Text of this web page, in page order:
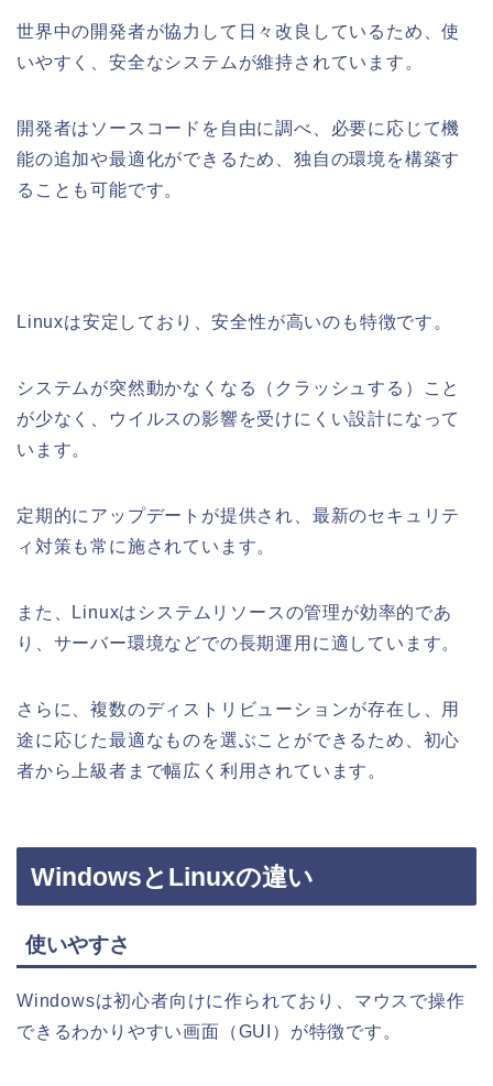
世界中の開発者が協力して日々改良しているため、使
いやすく、安全なシステムが維持されています。
開発者はソースコードを自由に調べ、必要に応じて機
能の追加や最適化ができるため、独自の環境を構築す
ることも可能です。
Linuxは安定しており、安全性が高いのも特徴です。
システムが突然動かなくなる（クラッシュする）こと
が少なく、ウイルスの影響を受けにくい設計になって
います。
定期的にアップデートが提供され、最新のセキュリテ
ィ対策も常に施されています。
また、Linuxはシステムリソースの管理が効率的であ
り、サーバー環境などでの長期運用に適しています。
さらに、複数のディストリビューションが存在し、用
途に応じた最適なものを選ぶことができるため、初心
者から上級者まで幅広く利用されています。
WindowsとLinuxの違い
使いやすさ
Windowsは初心者向けに作られており、マウスで操作
できるわかりやすい画面（GUI）が特徴です。